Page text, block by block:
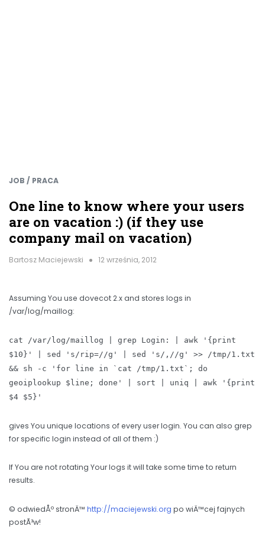
JOB / PRACA
One line to know where your users
are on vacation :) (if they use
company mail on vacation)
Bartosz Maciejewski 12 września, 2012
Assuming You use dovecot 2.x and stores logs in
/var/log/maillog:
cat /var/log/maillog | grep Login: | awk '{print
$10}' | sed 's/rip=//g' | sed 's/,//g' >> /tmp/1.txt
&& sh -c 'for line in `cat /tmp/1.txt`; do
geoiplookup $line; done' | sort | uniq | awk '{print
$4 $5}'
gives You unique locations of every user login. You can also grep
for specific login instead of all of them :)
If You are not rotating Your logs it will take some time to return
results.
© odwiedÅº stronÄ™ http://maciejewski.org po wiÄ™cej fajnych
postÃ³w!